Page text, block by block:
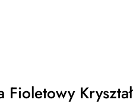
Fioletowy Kryształ